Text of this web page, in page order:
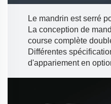
Le mandrin est serré
La conception de
course complète
Différentes
d'appariement en